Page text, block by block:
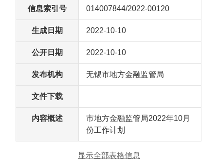
信息索引号 014007844/2022-00120
生成日期 2022-10-10
公开日期 2022-10-10
发布机构 无锡市地方金融监管局
文件下载
内容概述
市地方金融监管局2022年10月
份工作计划
显示全部表格信息